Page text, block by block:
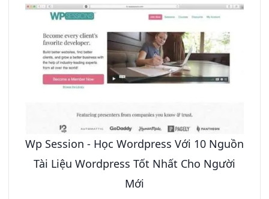
Wp Session - Học Wordpress Với 10 Nguồn
Tài Liệu Wordpress Tốt Nhất Cho Người
Mới